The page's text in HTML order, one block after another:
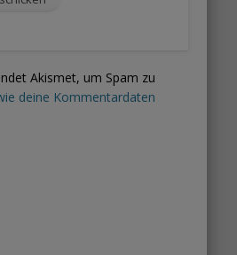
Akismet, um Spam zu
deine Kommentardaten